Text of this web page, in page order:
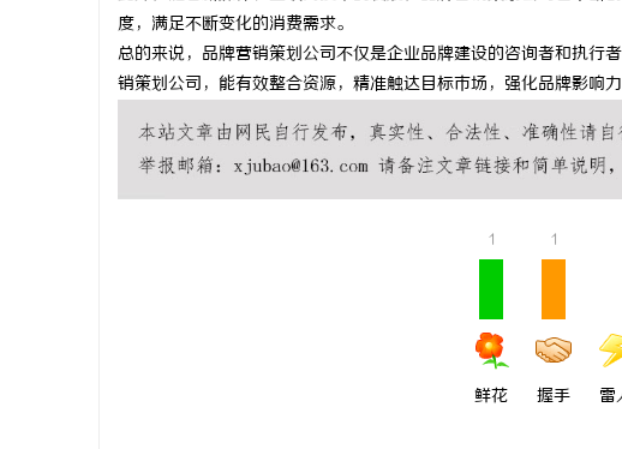
度，满足不断变化的消费需求。
总的来说，品牌营销策划公司不仅是企业品牌建设的咨询者和执行
销策划公司，能有效整合资源，精准触达目标市场，强化品牌影响
1
鲜花
1
握手 雷